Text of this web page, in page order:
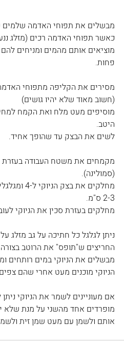
מבשלים את תפוחי האדמה שלמים
כאשר תפוחי האדמה רכים (מזלג
מוציאים אותם מהמים ומניחים
פחות.
מסירים את הקליפה מתפוחי
(חשוב מאוד שלא יהיו גושים)
מוסיפים מעט מלח ואת הקמח
היטב.
לשים את הבצק עד שהופך אחיד.
מקמחים את משטח העבודה בעזרת
(סמולינה).
מחלקים את
2-3 ס"מ.
מחלקים בעזרת סכין את הניוקי לעובי 2
ניתן לגלגל כל חתיכה על גב מזלג
החריצים ש"תופס" את הרוטב בצורה
מבשלים את הניוקי במים רותחים
הניוקי מוכנים מעט אחרי שהם
אם מעוניינים לשמר את הניוקי
מופרדים אחד מהשני על מנת שלא
אותם ולשמן עם מעט שמן זית